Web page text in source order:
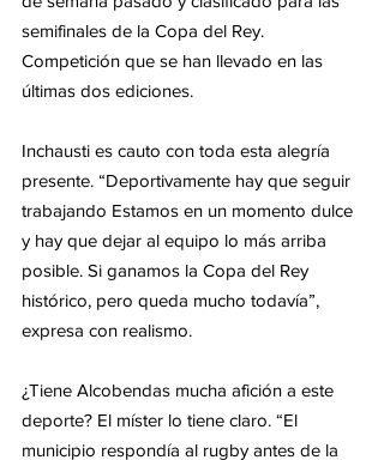
semifinales de la Copa del Rey.
Competición que se han llevado en las
últimas dos ediciones.
Inchausti es cauto con toda esta alegría
presente. “Deportivamente hay que seguir
trabajando Estamos en un momento dulce
y hay que dejar al equipo lo más arriba
posible. Si ganamos la Copa del Rey
histórico, pero queda mucho todavía”,
expresa con realismo.
¿Tiene Alcobendas mucha afición a este
deporte? El míster lo tiene claro. “El
municipio respondía al rugby antes de la